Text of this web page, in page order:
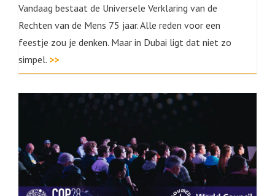
Vandaag bestaat de Universele Verklaring van de
Rechten van de Mens 75 jaar. Alle reden voor een
feestje zou je denken. Maar in Dubai ligt dat niet zo
simpel. >>